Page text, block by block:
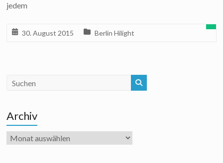
jedem
30. August 2015 Berlin Hilight
Archiv
Archiv